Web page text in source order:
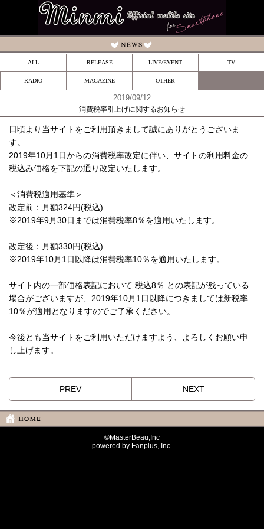
ALL RELEASE LIVE/EVENT TV
RADIO MAGAZINE OTHER
2019/09/12
消費税率引上げに関するお知らせ
日頃より当サイトをご利用頂きまして誠にありがとうございま
す。
2019年10月1日からの消費税率改定に伴い、サイトの利用料金の
税込み価格を下記の通り改定いたします。
＜消費税適用基準＞
改定前：月額324円(税込)
※2019年9月30日までは消費税率8％を適用いたします。
改定後：月額330円(税込)
※2019年10月1日以降は消費税率10％を適用いたします。
サイト内の一部価格表記において 税込8％ との表記が残っている
場合がございますが、2019年10月1日以降につきましては新税率
10％が適用となりますのでご了承ください。
今後とも当サイトをご利用いただけますよう、よろしくお願い申
し上げます。
PREV NEXT
©MasterBeau,Inc
powered by Fanplus, Inc.